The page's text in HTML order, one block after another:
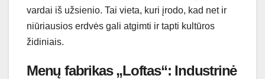
vardai iš užsienio. Tai vieta, kuri įrodo, kad net ir
niūriausios erdvės gali atgimti ir tapti kultūros
židiniais.
Menų fabrikas „Loftas“: Industrinė